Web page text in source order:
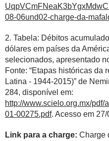
08-06und02-charge-da-
2. Tabela: Débitos
dólares em países da
selecionados, apresentado
Fonte: “Etapas históricas da
Latina - 1944-2015)” de
284, disponível em:
http://www.scielo.org.mx/
01-00275.pdf. Acesso em
Link para a charge: Charge